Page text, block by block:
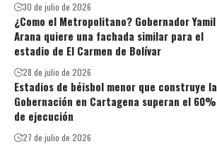
30 de julio de 2026
¿Como el Metropolitano? Gobernador Yamil
Arana quiere una fachada similar para el
estadio de El Carmen de Bolívar
28 de julio de 2026
Estadios de béisbol menor que construye la
Gobernación en Cartagena superan el 60%
de ejecución
27 de julio de 2026